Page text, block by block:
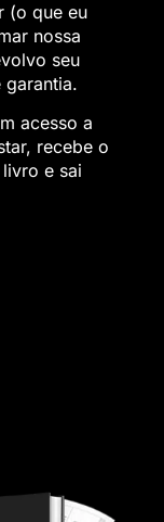
(o que eu
nossa
seu
garantia.
acesso a
recebe o
e sai